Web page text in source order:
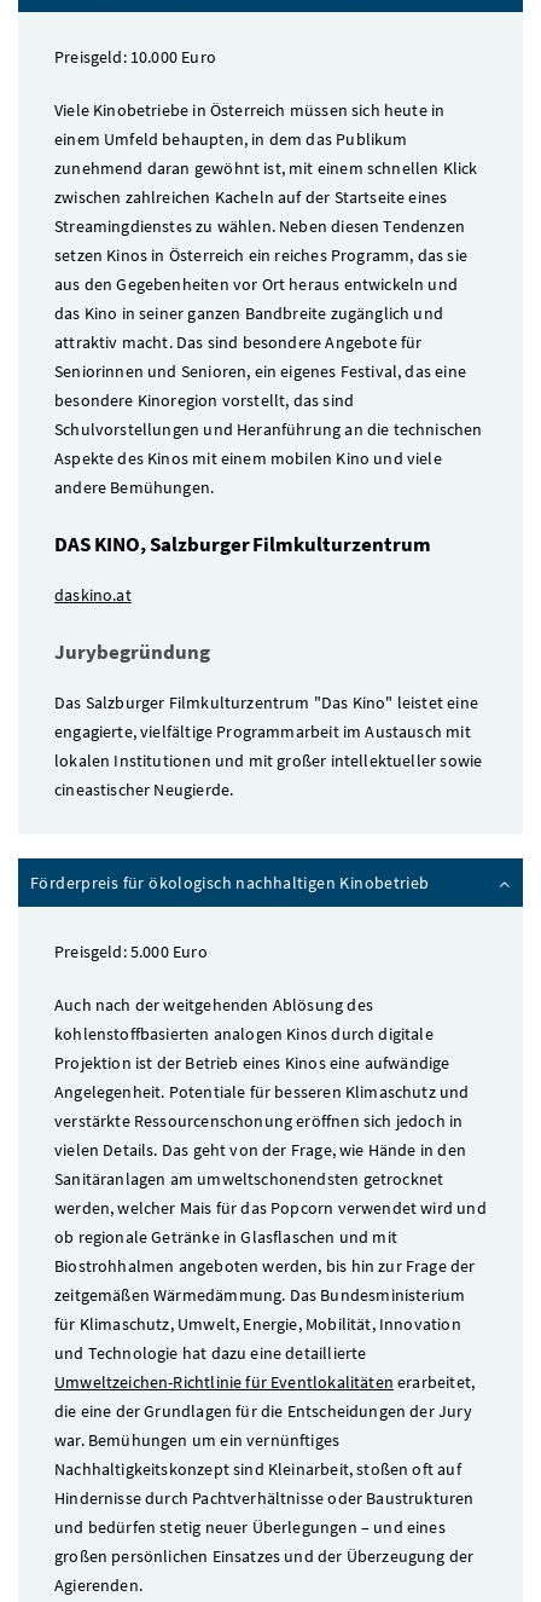
Preisgeld: 10.000 Euro
Viele Kinobetriebe in Österreich müssen sich heute in
einem Umfeld behaupten, in dem das Publikum
zunehmend daran gewöhnt ist, mit einem schnellen Klick
zwischen zahlreichen Kacheln auf der Startseite eines
Streamingdienstes zu wählen. Neben diesen Tendenzen
setzen Kinos in Österreich ein reiches Programm, das sie
aus den Gegebenheiten vor Ort heraus entwickeln und
das Kino in seiner ganzen Bandbreite zugänglich und
attraktiv macht. Das sind besondere Angebote für
Seniorinnen und Senioren, ein eigenes Festival, das eine
besondere Kinoregion vorstellt, das sind
Schulvorstellungen und Heranführung an die technischen
Aspekte des Kinos mit einem mobilen Kino und viele
andere Bemühungen.
DAS KINO, Salzburger Filmkulturzentrum
daskino.at
Jurybegründung
Das Salzburger Filmkulturzentrum "Das Kino" leistet eine
engagierte, vielfältige Programmarbeit im Austausch mit
lokalen Institutionen und mit großer intellektueller sowie
cineastischer Neugierde.
Förderpreis für ökologisch nachhaltigen Kinobetrieb
Preisgeld: 5.000 Euro
Auch nach der weitgehenden Ablösung des
kohlenstoffbasierten analogen Kinos durch digitale
Projektion ist der Betrieb eines Kinos eine aufwändige
Angelegenheit. Potentiale für besseren Klimaschutz und
verstärkte Ressourcenschonung eröffnen sich jedoch in
vielen Details. Das geht von der Frage, wie Hände in den
Sanitäranlagen am umweltschonendsten getrocknet
werden, welcher Mais für das Popcorn verwendet wird und
ob regionale Getränke in Glasflaschen und mit
Biostrohhalmen angeboten werden, bis hin zur Frage der
zeitgemäßen Wärmedämmung. Das Bundesministerium
für Klimaschutz, Umwelt, Energie, Mobilität, Innovation
und Technologie hat dazu eine detaillierte
Umweltzeichen-Richtlinie für Eventlokalitäten erarbeitet,
die eine der Grundlagen für die Entscheidungen der Jury
war. Bemühungen um ein vernünftiges
Nachhaltigkeitskonzept sind Kleinarbeit, stoßen oft auf
Hindernisse durch Pachtverhältnisse oder Baustrukturen
und bedürfen stetig neuer Überlegungen – und eines
großen persönlichen Einsatzes und der Überzeugung der
Agierenden.